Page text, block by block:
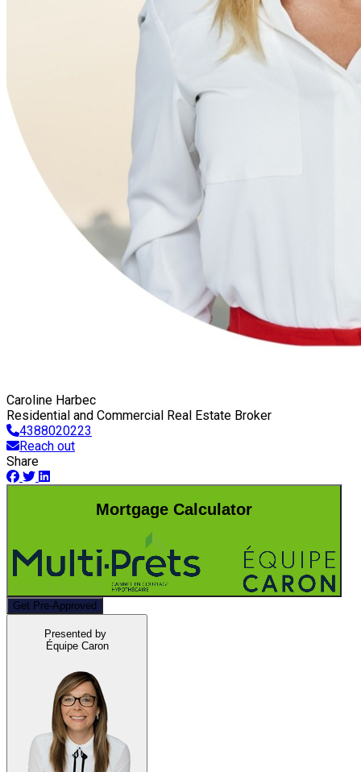
Caroline Harbec
Residential and Commercial Real Estate Broker
4388020223
Reach out
Share
Mortgage Calculator
Get Pre-Approved
Presented by
Équipe Caron